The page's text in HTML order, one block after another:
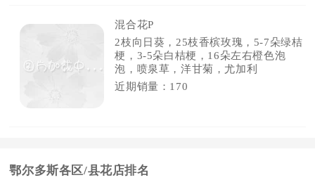
混合花P
2枝向日葵，25枝香槟玫瑰，5-7朵绿桔
梗，3-5朵白桔梗，16朵左右橙色泡
泡，喷泉草，洋甘菊，尤加利
近期销量：170
鄂尔多斯各区/县花店排名